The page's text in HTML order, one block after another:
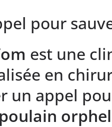
pour
est une
en
un appel